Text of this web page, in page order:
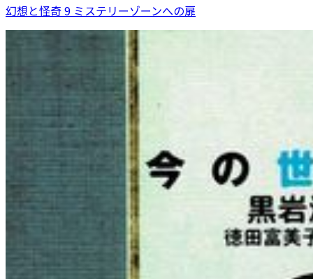
幻想と怪奇 9 ミステリーゾーンへの扉